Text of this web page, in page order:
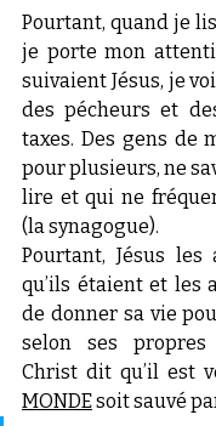
Pourtant, quand je
je porte mon
suivaient Jésus, je
des pécheurs et
taxes. Des gens de
pour plusieurs, ne
lire et qui ne
(la synagogue).
Pourtant, Jésus
qu’ils étaient et les
de donner sa vie
selon ses propres
Christ dit qu’il est
MONDE soit sauvé